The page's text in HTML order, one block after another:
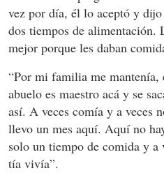
vez por día, él lo aceptó y
dos tiempos de alimentación.
mejor porque les daban
“Por mi familia me mantenía,
abuelo es maestro acá y se
así. A veces comía y a veces
llevo un mes aquí. Aquí no
solo un tiempo de comida y a
tía vivía”.